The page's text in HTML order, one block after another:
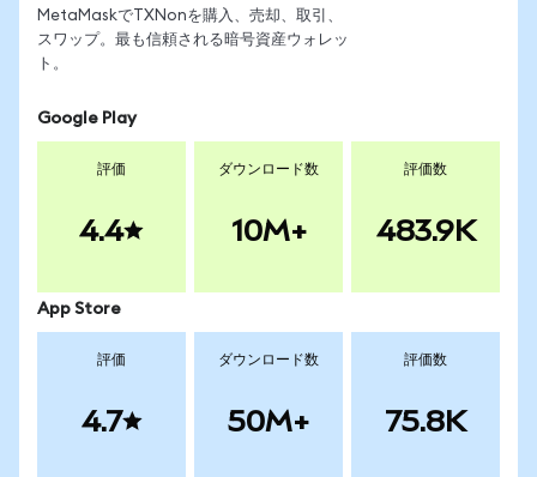
MetaMaskでTXNonを購入、売却、取引、
スワップ。最も信頼される暗号資産ウォレッ
ト。
Google Play
評価
4.4
ダウンロード数
10M+
評価数
483.9K
App Store
評価
4.7
ダウンロード数
50M+
評価数
75.8K